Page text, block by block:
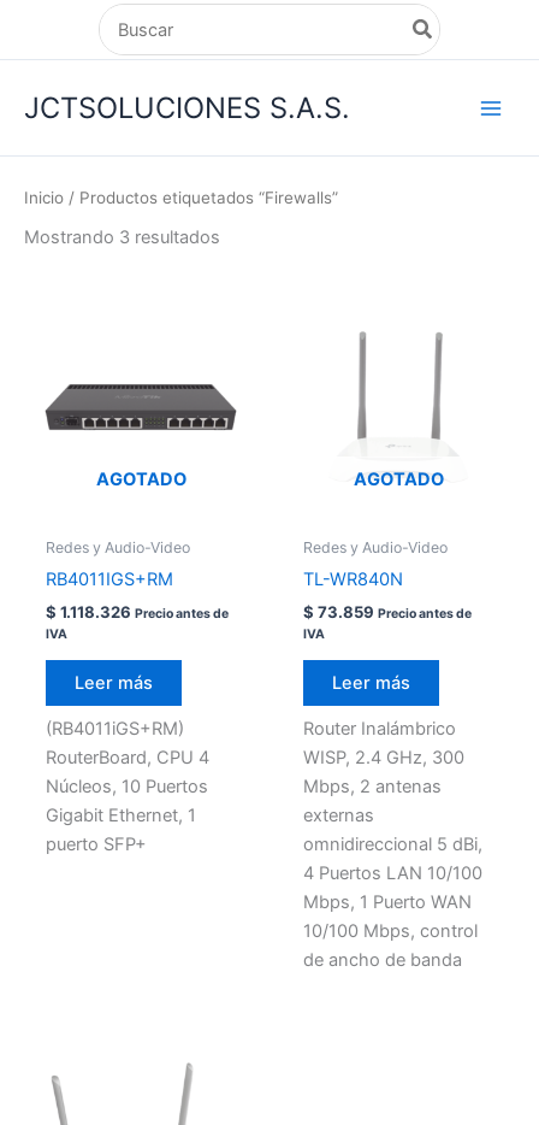
Search
for:
JCTSOLUCIONES S.A.S.
Inicio / Productos etiquetados “Firewalls”
Mostrando 3 resultados
AGOTADO
Redes y Audio-Video
RB4011IGS+RM
$ 1.118.326 Precio antes de
IVA
Leer más
(RB4011iGS+RM)
RouterBoard, CPU 4
Núcleos, 10 Puertos
Gigabit Ethernet, 1
puerto SFP+
AGOTADO
Redes y Audio-Video
TL-WR840N
$ 73.859 Precio antes de
IVA
Leer más
Router Inalámbrico
WISP, 2.4 GHz, 300
Mbps, 2 antenas
externas
omnidireccional 5 dBi,
4 Puertos LAN 10/100
Mbps, 1 Puerto WAN
10/100 Mbps, control
de ancho de banda